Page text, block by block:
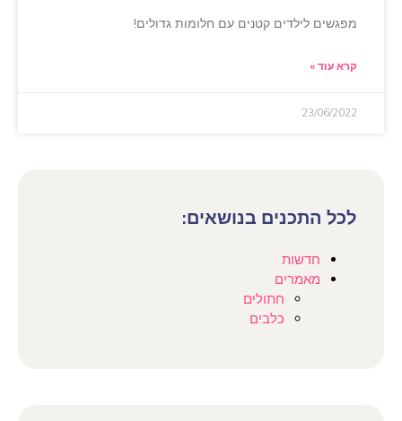
מפגשים לילדים קטנים עם חלומות גדולים!
קרא עוד »
23/06/2022
לכל התכנים בנושאים:
חדשות
מאמרים
חתולים
כלבים